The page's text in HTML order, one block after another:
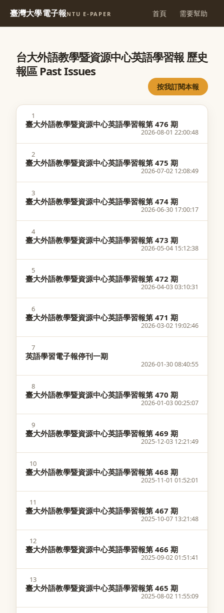
臺灣大學電子報NTU E-PAPER 首頁 需要幫助
台大外語教學暨資源中心英語學習報 歷史
報區 Past Issues
按我訂閱本報
1
臺大外語教學暨資源中心英語學習報第 476 期
2026-08-01 22:00:48
2
臺大外語教學暨資源中心英語學習報第 475 期
2026-07-02 12:08:49
3
臺大外語教學暨資源中心英語學習報第 474 期
2026-06-30 17:00:17
4
臺大外語教學暨資源中心英語學習報第 473 期
2026-05-04 15:12:38
5
臺大外語教學暨資源中心英語學習報第 472 期
2026-04-03 03:10:31
6
臺大外語教學暨資源中心英語學習報第 471 期
2026-03-02 19:02:46
7
英語學習電子報停刊一期
2026-01-30 08:40:55
8
臺大外語教學暨資源中心英語學習報第 470 期
2026-01-03 00:25:07
9
臺大外語教學暨資源中心英語學習報第 469 期
2025-12-03 12:21:49
10
臺大外語教學暨資源中心英語學習報第 468 期
2025-11-01 01:52:01
11
臺大外語教學暨資源中心英語學習報第 467 期
2025-10-07 13:21:48
12
臺大外語教學暨資源中心英語學習報第 466 期
2025-09-02 01:51:41
13
臺大外語教學暨資源中心英語學習報第 465 期
2025-08-02 11:55:09